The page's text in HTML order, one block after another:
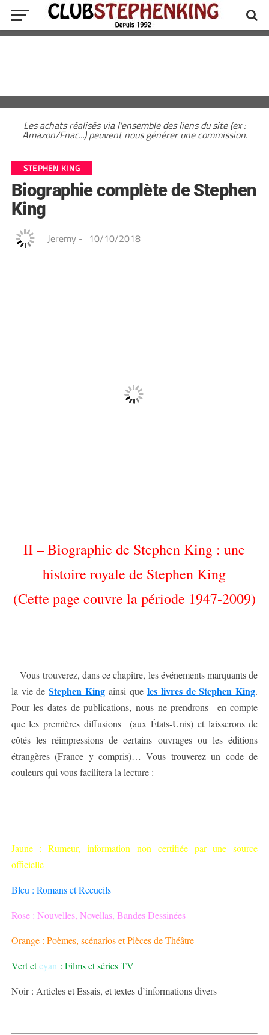
Les achats réalisés via l'ensemble des liens du site (ex :
Amazon/Fnac...) peuvent nous générer une commission.
STEPHEN KING
Biographie complète de Stephen
King
Jeremy - 10/10/2018
II – Biographie de Stephen King : une
histoire royale de Stephen King
(Cette page couvre la période 1947-2009)
Vous trouverez, dans ce chapitre, les événements marquants de
la vie deStephen King ainsi que les livres de Stephen King.
Pour les dates de publications, nous ne prendrons en compte
que les premières diffusions (aux États-Unis) et laisserons de
côtés les réimpressions de certains ouvrages ou les éditions
étrangères (France y compris)… Vous trouverez un code de
couleurs qui vous facilitera la lecture :
Jaune : Rumeur, information non certifiée par une source
officielle
Bleu : Romans et Recueils
Rose : Nouvelles, Novellas, Bandes Dessinées
Orange : Poèmes, scénarios et Pièces de Théâtre
Vert etcyan : Films et séries TV
Noir : Articles et Essais, et textes d’informations divers